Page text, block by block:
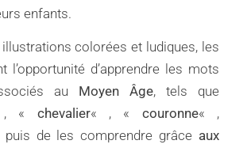
enfants.
colorées et ludiques, les
l’opportunité d’apprendre les mots
au Moyen Âge, tels que
, « chevalier« , « couronne« ,
puis de les comprendre grâce aux